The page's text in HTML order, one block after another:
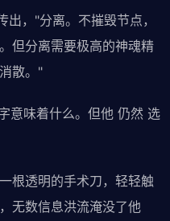
，"分离。不摧毁节点，
但分离需要极高的神魂精
散。"
意味着什么。但他 仍然 选
根透明的手术刀，轻轻触
无数信息洪流淹没了他